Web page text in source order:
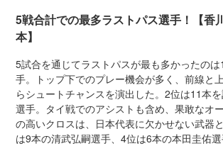
5戦合計での最多ラストパス選手！【香
本】
5試合を通じてラストパスが最も多かったの
手。トップ下でのプレー機会が多く、前線と
らシュートチャンスを演出した。2位は11本
選手。タイ戦でのアシストも含め、果敢なオ
の高いクロスは、日本代表に欠かせない武器
は9本の清武弘嗣選手、4位は6本の本田圭佑選